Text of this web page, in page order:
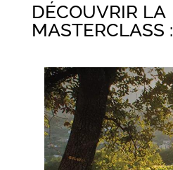
DÉCOUVRIR LA
MASTERCLASS :